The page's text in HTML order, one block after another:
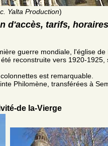
Yalta Production)
d'accès, tarifs, horaires
guerre mondiale, l'église de
reconstruite vers 1920-1925,
est remarquable.
Philomène, transférées à
de la-Vierge